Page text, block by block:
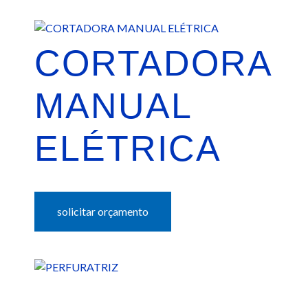
CORTADORA
MANUAL
ELÉTRICA
solicitar orçamento